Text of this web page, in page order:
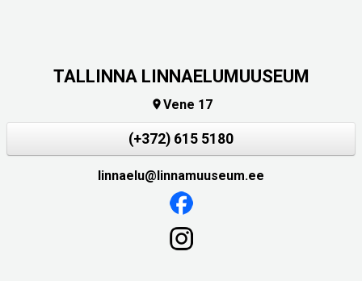
TALLINNA LINNAELUMUUSEUM
Vene 17
(+372) 615 5180
linnaelu@linnamuuseum.ee